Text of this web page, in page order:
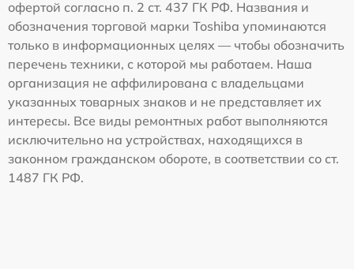
офертой согласно п. 2 ст. 437 ГК РФ. Названия и
обозначения торговой марки Toshiba упоминаются
только в информационных целях — чтобы обозначить
перечень техники, с которой мы работаем. Наша
организация не аффилирована с владельцами
указанных товарных знаков и не представляет их
интересы. Все виды ремонтных работ выполняются
исключительно на устройствах, находящихся в
законном гражданском обороте, в соответствии со ст.
1487 ГК РФ.